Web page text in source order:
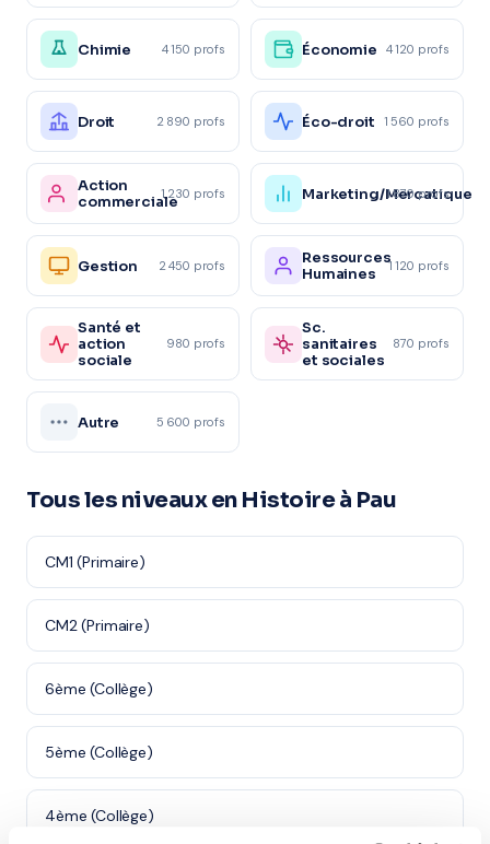
Chimie 4 150 profs Économie 4 120 profs
Droit 2 890 profs Éco-droit 1 560 profs
Action
commerciale1 230 profs Marketing/Mercatique
1 870 profs
Gestion 2 450 profs
Ressources
Humaines
1 120 profs
Santé et
action
sociale
980 profs
Sc.
sanitaires
et sociales
870 profs
Autre 5 600 profs
Tous les niveaux en Histoire à Pau
CM1 (Primaire)
CM2 (Primaire)
6ème (Collège)
5ème (Collège)
4ème (Collège)